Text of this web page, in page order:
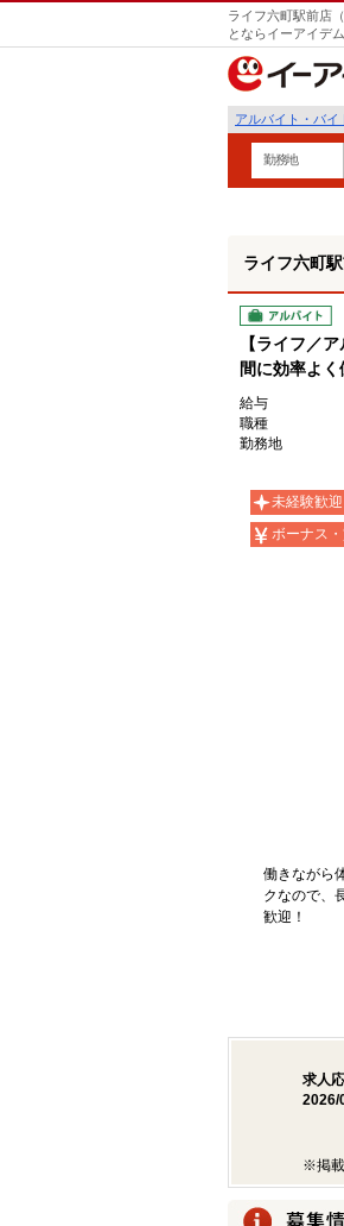
ライフ六町駅前店
とならイーアイデム
アルバイト・バイ
勤務地
ライフ六町
アルバイト
【ライフ／
間に効率よ
給与
職種
勤務地
未経験歓迎
ボーナス
働きながら
クなので、
歓迎！
求人
2026/
※掲載